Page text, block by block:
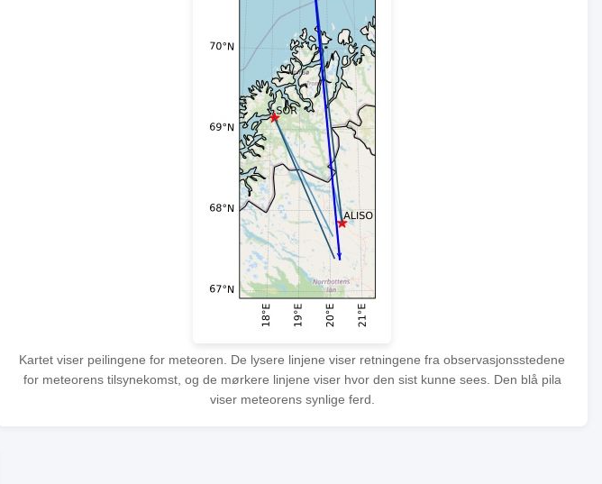
Kartet viser peilingene for meteoren. De lysere linjene viser retningene fra observasjonsstedene
for meteorens tilsynekomst, og de mørkere linjene viser hvor den sist kunne sees. Den blå pila
viser meteorens synlige ferd.